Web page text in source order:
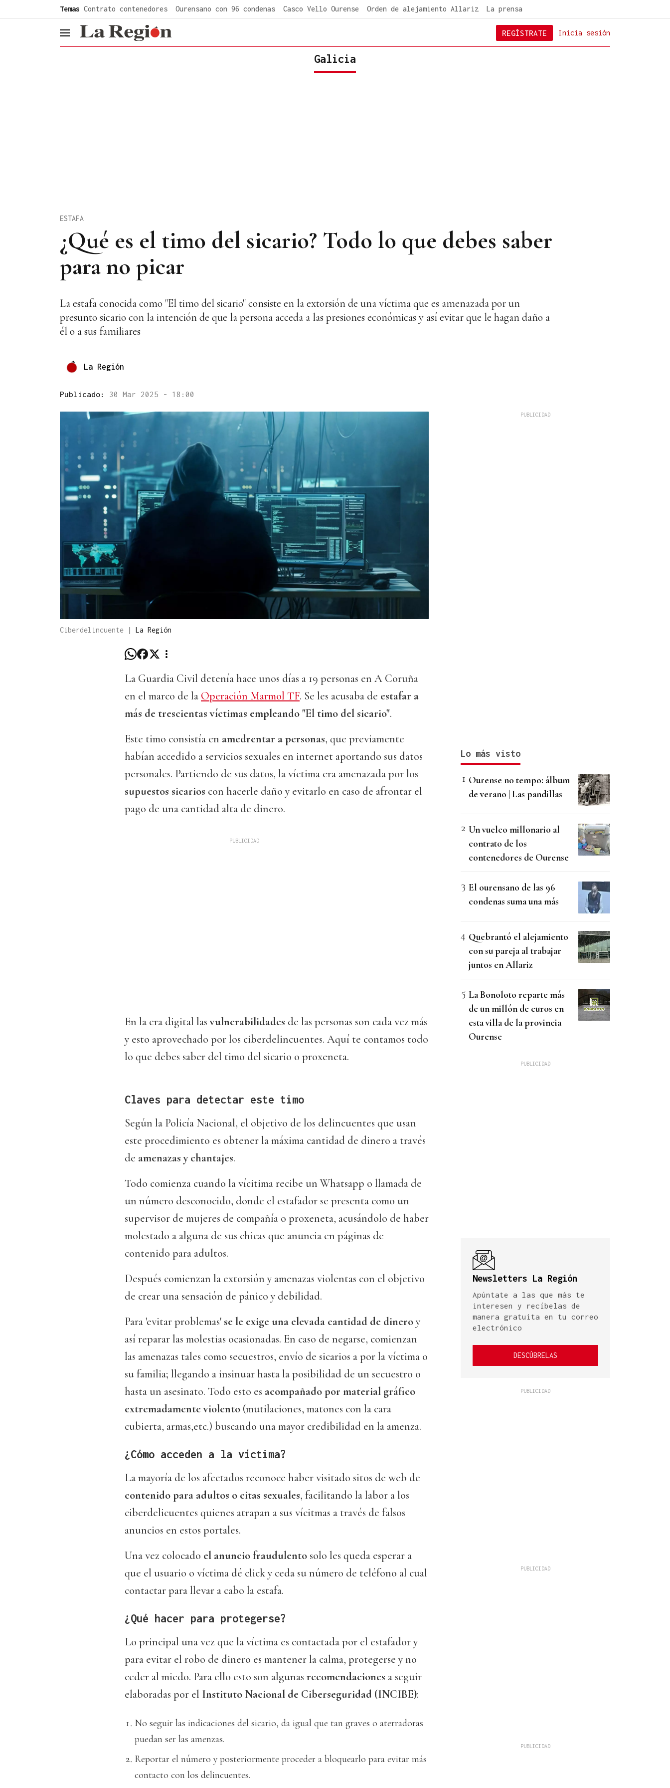
Temas Contrato contenedores Ourensano con 96 condenas Casco Vello Ourense Orden de alejamiento Allariz La prensa
header.menu.open Inicia sesión
REGÍSTRATE
Galicia
¿Qué es el timo del sicario? Todo lo que debes saber
para no picar
ESTAFA
La estafa conocida como "El timo del sicario" consiste en la extorsión de una víctima que es amenazada por un
presunto sicario con la intención de que la persona acceda a las presiones económicas y así evitar que le hagan daño a
él o a sus familiares
La Región
Publicado: 30 Mar 2025 - 18:00
Ciberdelincuente | La Región
La Guardia Civil detenía hace unos días a 19 personas en A Coruña
en el marco de la Operación Marmol TF. Se les acusaba de estafar a
más de trescientas víctimas empleando "El timo del sicario".
Este timo consistía en amedrentar a personas, que previamente
habían accedido a servicios sexuales en internet aportando sus datos
personales. Partiendo de sus datos, la víctima era amenazada por los
supuestos sicarios con hacerle daño y evitarlo en caso de afrontar el
pago de una cantidad alta de dinero.
En la era digital lasvulnerabilidades de las personas son cada vez más
y esto aprovechado por los ciberdelincuentes. Aquí te contamos todo
lo que debes saber del timo del sicario o proxeneta.
Claves para detectar este timo
Según la Policía Nacional, el objetivo de los delincuentes que usan
este procedimiento es obtener la máxima cantidad de dinero a través
de amenazas y chantajes.
Todo comienza cuando la vícitima recibe un Whatsapp o llamada de
un número desconocido, donde el estafador se presenta como un
supervisor de mujeres de compañía o proxeneta, acusándolo de haber
molestado a alguna de sus chicas que anuncia en páginas de
contenido para adultos.
Después comienzan la extorsión y amenazas violentas con el objetivo
de crear una sensación de pánico y debilidad.
Para 'evitar problemas' se le exige una elevada cantidad de dineroy
así reparar las molestias ocasionadas. En caso de negarse, comienzan
las amenazas tales como secuestros, envío de sicarios a por la víctima o
su familia; llegando a insinuar hasta la posibilidad de un secuestro o
hasta un asesinato. Todo esto es acompañado por material gráfico
extremadamente violento (mutilaciones, matones con la cara
cubierta, armas,etc.) buscando una mayor credibilidad en la amenza.
¿Cómo acceden a la víctima?
La mayoría de los afectados reconoce haber visitado sitos de web de
contenido para adultos o citas sexuales, facilitando la labor a los
ciberdelicuentes quienes atrapan a sus vícitmas a través de falsos
anuncios en estos portales.
Una vez colocado el anuncio fraudulento solo les queda esperar a
que el usuario o víctima dé click y ceda su número de teléfono al cual
contactar para llevar a cabo la estafa.
¿Qué hacer para protegerse?
Lo principal una vez que la víctima es contactada por el estafador y
para evitar el robo de dinero es mantener la calma, protegerse y no
ceder al miedo. Para ello esto son algunas recomendaciones a seguir
elaboradas por el Instituto Nacional de Ciberseguridad (INCIBE):
No seguir las indicaciones del sicario, da igual que tan graves o aterradoras
puedan ser las amenzas.
Reportar el número y posteriormente proceder a bloquearlo para evitar más
contacto con los delincuentes.
Lo más visto
Ourense no tempo: álbum
de verano | Las pandillas
Un vuelco millonario al
contrato de los
contenedores de Ourense
El ourensano de las 96
condenas suma una más
Quebrantó el alejamiento
con su pareja al trabajar
juntos en Allariz
La Bonoloto reparte más
de un millón de euros en
esta villa de la provincia
Ourense
Newsletters La Región
Apúntate a las que más te
interesen y recíbelas de
manera gratuita en tu correo
electrónico
DESCÚBRELAS